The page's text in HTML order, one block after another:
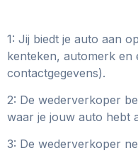
1: Jij biedt je auto aan
kenteken, automerk en
contactgegevens).
2: De wederverkoper
waar je jouw auto hebt
3: De wederverkoper